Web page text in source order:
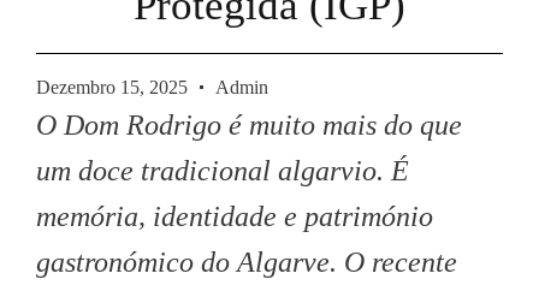
Dezembro 15, 2025 Admin
O Dom Rodrigo é muito mais do que
um doce tradicional algarvio. É
memória, identidade e património
gastronómico do Algarve. O recente